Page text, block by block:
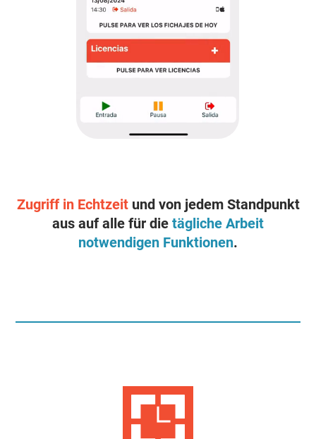
Zugriff in Echtzeitund von jedem Standpunkt
aus auf alle für die tägliche Arbeit
notwendigen Funktionen.